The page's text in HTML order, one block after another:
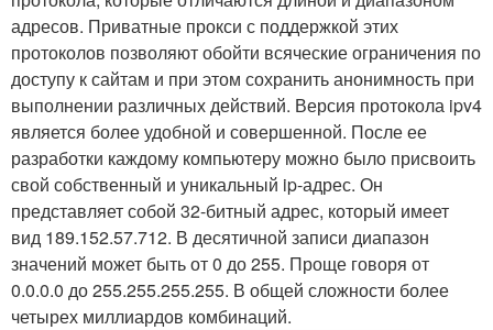
адресов. Приватные прокси с поддержкой этих
протоколов позволяют обойти всяческие ограничения по
доступу к сайтам и при этом сохранить анонимность при
выполнении различных действий. Версия протокола ipv4
является более удобной и совершенной. После ее
разработки каждому компьютеру можно было присвоить
свой собственный и уникальный ip-адрес. Он
представляет собой 32-битный адрес, который имеет
вид 189.152.57.712. В десятичной записи диапазон
значений может быть от 0 до 255. Проще говоря от
0.0.0.0 до 255.255.255.255. В общей сложности более
четырех миллиардов комбинаций.